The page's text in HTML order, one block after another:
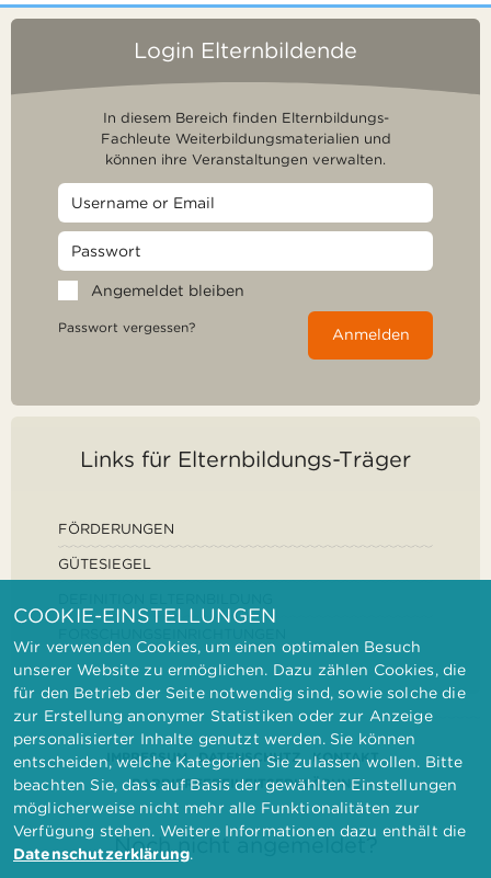
Login Elternbildende
In diesem Bereich finden Elternbildungs-
Fachleute Weiterbildungsmaterialien und
können ihre Veranstaltungen verwalten.
Angemeldet bleiben
Passwort vergessen? Anmelden
Links für Elternbildungs-Träger
FÖRDERUNGEN
GÜTESIEGEL
IMPRESSUM DATENSCHUTZ
KONTAKT
BARRIEREFREIHEITSERKLÄRUNG
Noch nicht angemeldet?
COOKIE-EINSTELLUNGEN
Wir verwenden Cookies, um einen optimalen Besuch
unserer Website zu ermöglichen. Dazu zählen Cookies, die
für den Betrieb der Seite notwendig sind, sowie solche die
zur Erstellung anonymer Statistiken oder zur Anzeige
personalisierter Inhalte genutzt werden. Sie können
entscheiden, welche Kategorien Sie zulassen wollen. Bitte
beachten Sie, dass auf Basis der gewählten Einstellungen
möglicherweise nicht mehr alle Funktionalitäten zur
Verfügung stehen. Weitere Informationen dazu enthält die
Datenschutzerklärung.